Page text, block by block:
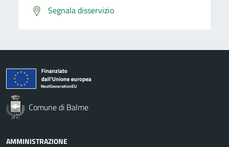
Segnala disservizio
Comune di Balme
AMMINISTRAZIONE